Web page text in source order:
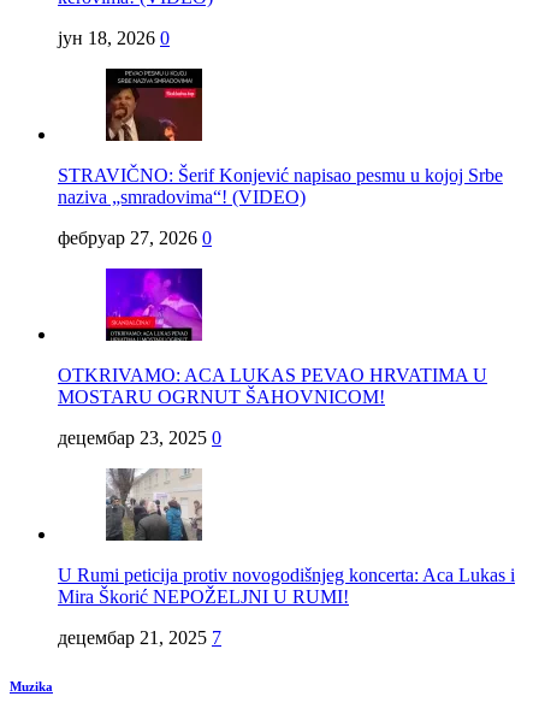
јун 18, 2026 0
STRAVIČNO: Šerif Konjević napisao pesmu u kojoj Srbe
naziva „smradovima“! (VIDEO)
фебруар 27, 2026 0
OTKRIVAMO: ACA LUKAS PEVAO HRVATIMA U
MOSTARU OGRNUT ŠAHOVNICOM!
децембар 23, 2025 0
U Rumi peticija protiv novogodišnjeg koncerta: Aca Lukas i
Mira Škorić NEPOŽELJNI U RUMI!
децембар 21, 2025 7
Muzika